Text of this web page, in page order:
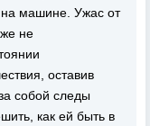
на машине. Ужас от
не
оставив
собой следы
как ей быть в